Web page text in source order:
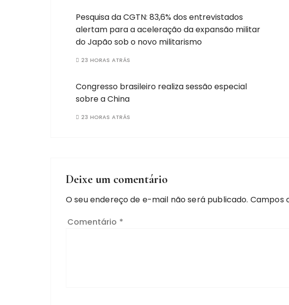
Pesquisa da CGTN: 83,6% dos entrevistados
alertam para a aceleração da expansão militar
do Japão sob o novo militarismo
23 HORAS ATRÁS
Congresso brasileiro realiza sessão especial
sobre a China
23 HORAS ATRÁS
Deixe um comentário
O seu endereço de e-mail não será publicado. Campos
Comentário *